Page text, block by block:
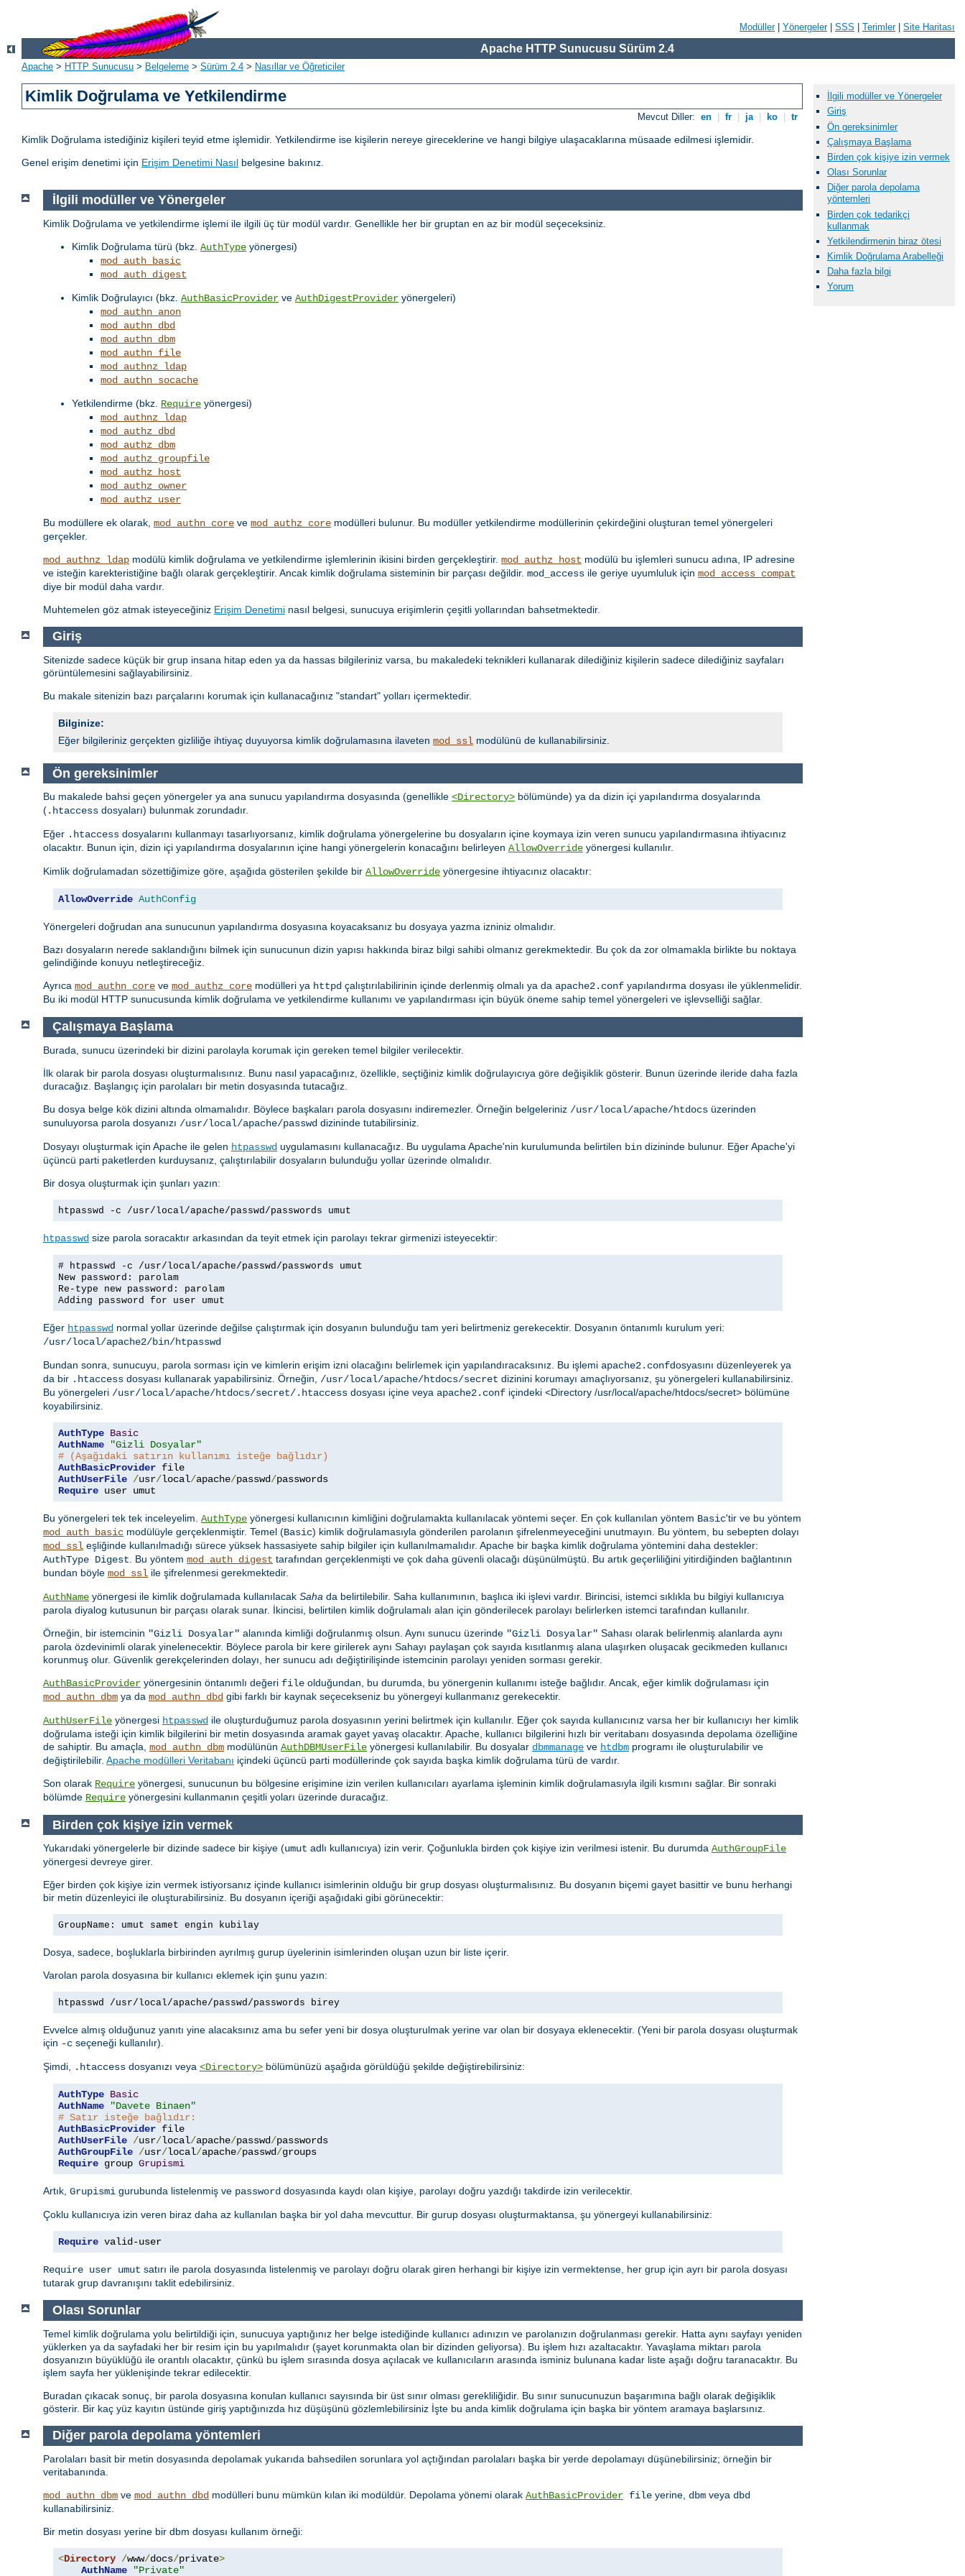
Modüller| Yönergeler| SSS Terimler| Site Haritası
Apache HTTP Sunucusu Sürüm 2.4
Apache > HTTP Sunucusu > Belgeleme > Sürüm 2.4 > Nasıllar ve Öğreticiler
Kimlik Doğrulama ve Yetkilendirme
Mevcut Diller: en fr ja ko tr
Kimlik Doğrulama istediğiniz kişileri teyid etme işlemidir. Yetkilendirme ise kişilerin nereye gireceklerine ve hangi bilgiye ulaşacaklarına müsaade edilmesi işlemidir.
Genel erişim denetimi için Erişim Denetimi Nasıl belgesine bakınız.
İlgili modüller ve Yönergeler
Giriş
Ön gereksinimler
Çalışmaya Başlama
Birden çok kişiye izin vermek
Olası Sorunlar
Diğer parola depolama
yöntemleri
Birden çok tedarikçi
kullanmak
Yetkilendirmenin biraz ötesi
Kimlik Doğrulama Arabelleği
Daha fazla bilgi
Yorum
İlgili modüller ve Yönergeler
Kimlik Doğrulama ve yetkilendirme işlemi ile ilgili üç tür modül vardır. Genellikle her bir gruptan en az bir modül seçeceksiniz.
Kimlik Doğrulama türü (bkz. AuthType yönergesi)
mod_auth_basic
mod_auth_digest
Kimlik Doğrulayıcı (bkz. AuthBasicProvider ve AuthDigestProvider yönergeleri)
mod_authn_anon
mod_authn_dbd
mod_authn_dbm
mod_authn_file
mod_authnz_ldap
mod_authn_socache
Yetkilendirme (bkz. Require yönergesi)
mod_authnz_ldap
mod_authz_dbd
mod_authz_dbm
mod_authz_groupfile
mod_authz_host
mod_authz_owner
mod_authz_user
Bu modüllere ek olarak, mod_authn_core ve mod_authz_core modülleri bulunur. Bu modüller yetkilendirme modüllerinin çekirdeğini oluşturan temel yönergeleri
gerçekler.
mod_authnz_ldap modülü kimlik doğrulama ve yetkilendirme işlemlerinin ikisini birden gerçekleştirir. mod_authz_host modülü bu işlemleri sunucu adına, IP adresine
ve isteğin karekteristiğine bağlı olarak gerçekleştirir. Ancak kimlik doğrulama sisteminin bir parçası değildir. mod_access ile geriye uyumluluk için mod_access_compat
diye bir modül daha vardır.
Muhtemelen göz atmak isteyeceğiniz Erişim Denetimi nasıl belgesi, sunucuya erişimlerin çeşitli yollarından bahsetmektedir.
Giriş
Sitenizde sadece küçük bir grup insana hitap eden ya da hassas bilgileriniz varsa, bu makaledeki teknikleri kullanarak dilediğiniz kişilerin sadece dilediğiniz sayfaları
görüntülemesini sağlayabilirsiniz.
Bu makale sitenizin bazı parçalarını korumak için kullanacağınız "standart" yolları içermektedir.
Bilginize:
Eğer bilgileriniz gerçekten gizliliğe ihtiyaç duyuyorsa kimlik doğrulamasına ilaveten mod_ssl modülünü de kullanabilirsiniz.
Ön gereksinimler
Bu makalede bahsi geçen yönergeler ya ana sunucu yapılandırma dosyasında (genellikle <Directory> bölümünde) ya da dizin içi yapılandırma dosyalarında
(.htaccess dosyaları) bulunmak zorundadır.
Eğer .htaccess dosyalarını kullanmayı tasarlıyorsanız, kimlik doğrulama yönergelerine bu dosyaların içine koymaya izin veren sunucu yapılandırmasına ihtiyacınız
olacaktır. Bunun için, dizin içi yapılandırma dosyalarının içine hangi yönergelerin konacağını belirleyen AllowOverride yönergesi kullanılır.
Kimlik doğrulamadan sözettiğimize göre, aşağıda gösterilen şekilde bir AllowOverride yönergesine ihtiyacınız olacaktır:
AllowOverride AuthConfig
Yönergeleri doğrudan ana sunucunun yapılandırma dosyasına koyacaksanız bu dosyaya yazma izniniz olmalıdır.
Bazı dosyaların nerede saklandığını bilmek için sunucunun dizin yapısı hakkında biraz bilgi sahibi olmanız gerekmektedir. Bu çok da zor olmamakla birlikte bu noktaya
gelindiğinde konuyu netleştireceğiz.
Ayrıca mod_authn_core ve mod_authz_core modülleri ya httpd çalıştırılabilirinin içinde derlenmiş olmalı ya da apache2.conf yapılandırma dosyası ile yüklenmelidir.
Bu iki modül HTTP sunucusunda kimlik doğrulama ve yetkilendirme kullanımı ve yapılandırması için büyük öneme sahip temel yönergeleri ve işlevselliği sağlar.
Çalışmaya Başlama
Burada, sunucu üzerindeki bir dizini parolayla korumak için gereken temel bilgiler verilecektir.
İlk olarak bir parola dosyası oluşturmalısınız. Bunu nasıl yapacağınız, özellikle, seçtiğiniz kimlik doğrulayıcıya göre değişiklik gösterir. Bunun üzerinde ileride daha fazla
duracağız. Başlangıç için parolaları bir metin dosyasında tutacağız.
Bu dosya belge kök dizini altında olmamalıdır. Böylece başkaları parola dosyasını indiremezler. Örneğin belgeleriniz /usr/local/apache/htdocs üzerinden
sunuluyorsa parola dosyanızı /usr/local/apache/passwd dizininde tutabilirsiniz.
Dosyayı oluşturmak için Apache ile gelen htpasswd uygulamasını kullanacağız. Bu uygulama Apache'nin kurulumunda belirtilen bin dizininde bulunur. Eğer Apache'yi
üçüncü parti paketlerden kurduysanız, çalıştırılabilir dosyaların bulunduğu yollar üzerinde olmalıdır.
Bir dosya oluşturmak için şunları yazın:
htpasswd -c /usr/local/apache/passwd/passwords umut
htpasswd size parola soracaktır arkasından da teyit etmek için parolayı tekrar girmenizi isteyecektir:
# htpasswd -c /usr/local/apache/passwd/passwords umut
New password: parolam
Re-type new password: parolam
Adding password for user umut
Eğer htpasswd normal yollar üzerinde değilse çalıştırmak için dosyanın bulunduğu tam yeri belirtmeniz gerekecektir. Dosyanın öntanımlı kurulum yeri:
/usr/local/apache2/bin/htpasswd
Bundan sonra, sunucuyu, parola sorması için ve kimlerin erişim izni olacağını belirlemek için yapılandıracaksınız. Bu işlemi apache2.confdosyasını düzenleyerek ya
da bir .htaccess dosyası kullanarak yapabilirsiniz. Örneğin, /usr/local/apache/htdocs/secret dizinini korumayı amaçlıyorsanız, şu yönergeleri kullanabilirsiniz.
Bu yönergeleri /usr/local/apache/htdocs/secret/.htaccess dosyası içine veya apache2.conf içindeki <Directory /usr/local/apache/htdocs/secret> bölümüne
koyabilirsiniz.
AuthType Basic
AuthName
"Gizli Dosyalar"
# (Aşağıdaki satırın kullanımı isteğe bağlıdır)
AuthBasicProvider
AuthUserFile /usr/local/apache/passwd/
Require user umut
Bu yönergeleri tek tek inceleyelim. AuthType yönergesi kullanıcının kimliğini doğrulamakta kullanılacak yöntemi seçer. En çok kullanılan yöntem Basic'tir ve bu yöntem
mod_auth_basic modülüyle gerçeklenmiştir. Temel (Basic) kimlik doğrulamasıyla gönderilen parolanın şifrelenmeyeceğini unutmayın. Bu yöntem, bu sebepten dolayı
mod_ssl eşliğinde kullanılmadığı sürece yüksek hassasiyete sahip bilgiler için kullanılmamalıdır. Apache bir başka kimlik doğrulama yöntemini daha destekler:
AuthType Digest . Bu yöntem mod_auth_digest tarafından gerçeklenmişti ve çok daha güvenli olacağı düşünülmüştü. Bu artık geçerliliğini yitirdiğinden bağlantının
bundan böyle mod_ssl ile şifrelenmesi gerekmektedir.
AuthName yönergesi ile kimlik doğrulamada kullanılacak Saha da belirtilebilir. Saha kullanımının, başlıca iki işlevi vardır. Birincisi, istemci sıklıkla bu bilgiyi kullanıcıya
parola diyalog kutusunun bir parçası olarak sunar. İkincisi, belirtilen kimlik doğrulamalı alan için gönderilecek parolayı belirlerken istemci tarafından kullanılır.
Örneğin, bir istemcinin "Gizli Dosyalar" alanında kimliği doğrulanmış olsun. Aynı sunucu üzerinde "Gizli Dosyalar" Sahası olarak belirlenmiş alanlarda aynı
parola özdevinimli olarak yinelenecektir. Böylece parola bir kere girilerek aynı Sahayı paylaşan çok sayıda kısıtlanmış alana ulaşırken oluşacak gecikmeden kullanıcı
korunmuş olur. Güvenlik gerekçelerinden dolayı, her sunucu adı değiştirilişinde istemcinin parolayı yeniden sorması gerekir.
AuthBasicProvider yönergesinin öntanımlı değeri file olduğundan, bu durumda, bu yönergenin kullanımı isteğe bağlıdır. Ancak, eğer kimlik doğrulaması için
mod_authn_dbm ya da mod_authn_dbd gibi farklı bir kaynak seçecekseniz bu yönergeyi kullanmanız gerekecektir.
AuthUserFile yönergesi htpasswd ile oluşturduğumuz parola dosyasının yerini belirtmek için kullanılır. Eğer çok sayıda kullanıcınız varsa her bir kullanıcıyı her kimlik
doğrulama isteği için kimlik bilgilerini bir metin dosyasında aramak gayet yavaş olacaktır. Apache, kullanıcı bilgilerini hızlı bir veritabanı dosyasında depolama özelliğine
de sahiptir. Bu amaçla, mod_authn_dbm modülünün AuthDBMUserFile yönergesi kullanılabilir. Bu dosyalar dbmmanage ve htdbm programı ile oluşturulabilir ve
değiştirilebilir. Apache modülleri Veritabanı içindeki üçüncü parti modüllerinde çok sayıda başka kimlik doğrulama türü de vardır.
Son olarak Require yönergesi, sunucunun bu bölgesine erişimine izin verilen kullanıcıları ayarlama işleminin kimlik doğrulamasıyla ilgili kısmını sağlar. Bir sonraki
bölümde Require yönergesini kullanmanın çeşitli yoları üzerinde duracağız.
Birden çok kişiye izin vermek
Yukarıdaki yönergelerle bir dizinde sadece bir kişiye (umut adlı kullanıcıya) izin verir. Çoğunlukla birden çok kişiye izin verilmesi istenir. Bu durumda AuthGroupFile
yönergesi devreye girer.
Eğer birden çok kişiye izin vermek istiyorsanız içinde kullanıcı isimlerinin olduğu bir grup dosyası oluşturmalısınız. Bu dosyanın biçemi gayet basittir ve bunu herhangi
bir metin düzenleyici ile oluşturabilirsiniz. Bu dosyanın içeriği aşağıdaki gibi görünecektir:
GroupName: umut samet engin kubilay
Dosya, sadece, boşluklarla birbirinden ayrılmış gurup üyelerinin isimlerinden oluşan uzun bir liste içerir.
Varolan parola dosyasına bir kullanıcı eklemek için şunu yazın:
htpasswd /usr/local/apache/passwd/passwords birey
Evvelce almış olduğunuz yanıtı yine alacaksınız ama bu sefer yeni bir dosya oluşturulmak yerine var olan bir dosyaya eklenecektir. (Yeni bir parola dosyası oluşturmak
için -c seçeneği kullanılır).
Şimdi, .htaccess dosyanızı veya <Directory> bölümünüzü aşağıda görüldüğü şekilde değiştirebilirsiniz:
AuthType Basic
AuthName
"Davete Binaen"
# Satır isteğe bağlıdır:
AuthBasicProvider
AuthUserFile /usr/local/apache/passwd/
AuthGroupFile /usr/local/apache/passwd/
Require group Grupismi
Artık, Grupismi gurubunda listelenmiş ve password dosyasında kaydı olan kişiye, parolayı doğru yazdığı takdirde izin verilecektir.
Çoklu kullanıcıya izin veren biraz daha az kullanılan başka bir yol daha mevcuttur. Bir gurup dosyası oluşturmaktansa, şu yönergeyi kullanabilirsiniz:
Require valid-user
Require user umut satırı ile parola dosyasında listelenmiş ve parolayı doğru olarak giren herhangi bir kişiye izin vermektense, her grup için ayrı bir parola dosyası
tutarak grup davranışını taklit edebilirsiniz.
Olası Sorunlar
Temel kimlik doğrulama yolu belirtildiği için, sunucuya yaptığınız her belge istediğinde kullanıcı adınızın ve parolanızın doğrulanması gerekir. Hatta aynı sayfayı yeniden
yüklerken ya da sayfadaki her bir resim için bu yapılmalıdır (şayet korunmakta olan bir dizinden geliyorsa). Bu işlem hızı azaltacaktır. Yavaşlama miktarı parola
dosyanızın büyüklüğü ile orantılı olacaktır, çünkü bu işlem sırasında dosya açılacak ve kullanıcıların arasında isminiz bulunana kadar liste aşağı doğru taranacaktır. Bu
işlem sayfa her yüklenişinde tekrar edilecektir.
Buradan çıkacak sonuç, bir parola dosyasına konulan kullanıcı sayısında bir üst sınır olması gerekliliğidir. Bu sınır sunucunuzun başarımına bağlı olarak değişiklik
gösterir. Bir kaç yüz kayıtın üstünde giriş yaptığınızda hız düşüşünü gözlemlebilirsiniz İşte bu anda kimlik doğrulama için başka bir yöntem aramaya başlarsınız.
Diğer parola depolama yöntemleri
Parolaları basit bir metin dosyasında depolamak yukarıda bahsedilen sorunlara yol açtığından parolaları başka bir yerde depolamayı düşünebilirsiniz; örneğin bir
veritabanında.
mod_authn_dbm ve mod_authn_dbd modülleri bunu mümkün kılan iki modüldür. Depolama yönemi olarak AuthBasicProvider file yerine, dbm veya dbd
kullanabilirsiniz.
Bir metin dosyası yerine bir dbm dosyası kullanım örneği:
<Directory /www/docs/private>
AuthName
"Private"